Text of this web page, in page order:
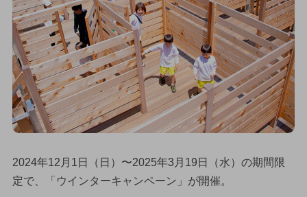
2024年12月1日（日）〜2025年3月19日（水）の期間限
定で、「ウインターキャンペーン」が開催。